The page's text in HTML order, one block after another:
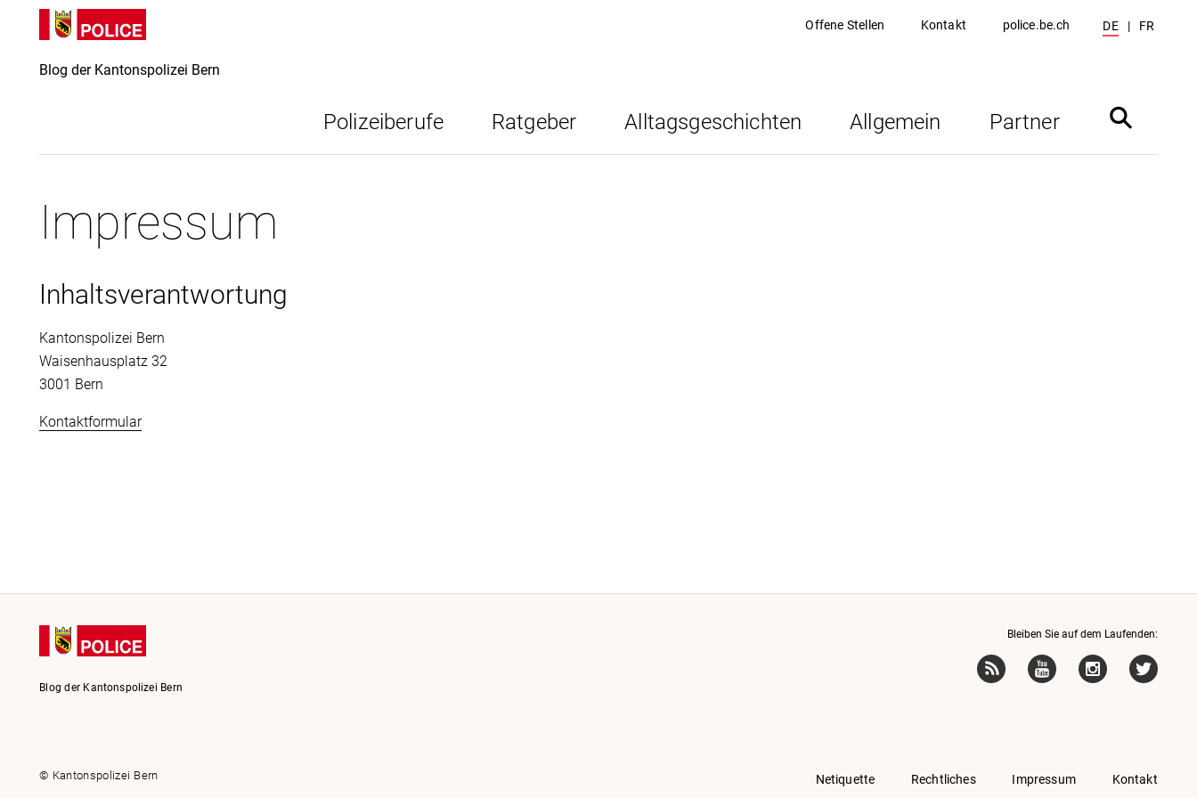
Offene Stellen Kontakt police.be.ch DE FR
Blog der Kantonspolizei Bern
Polizeiberufe Ratgeber Alltagsgeschichten Allgemein Partner
Impressum
Inhaltsverantwortung
Kantonspolizei Bern
Waisenhausplatz 32
3001 Bern
Kontaktformular
Blog der Kantonspolizei Bern
Bleiben Sie auf dem Laufenden:
© Kantonspolizei Bern Netiquette Rechtliches Impressum Kontakt